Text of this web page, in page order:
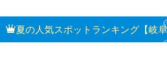
夏の人気スポットランキング【岐阜